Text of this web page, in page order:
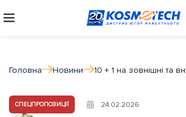
Головна Новини 10 + 1 на зовнішні та
СПЕЦПРОПОЗИЦІЇ 24.02.2026